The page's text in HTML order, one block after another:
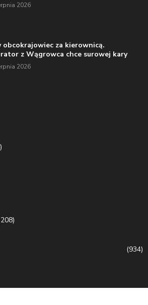
2026
obcokrajowiec za kierownicą.
z Wągrowca chce surowej kary
2026
(934)